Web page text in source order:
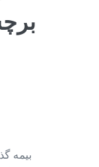
بیمه